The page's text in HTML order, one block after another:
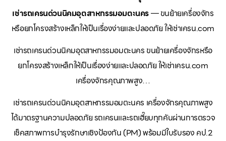
เช่ารถเครนด่วนนิคมอุตสาหกรรมอมตะนคร— ขนย้ายเครื่องจักร
หรือยกโครงสร้างเหล็กให้เป็นเรื่องง่ายและปลอดภัย ให้เช่าเครน.com
เช่ารถเครนด่วนนิคมอุตสาหกรรมอมตะนคร ขนย้ายเครื่องจักรหรือ
ยกโครงสร้างเหล็กให้เป็นเรื่องง่ายและปลอดภัย ให้เช่าเครน.com
เครื่องจักรคุณภาพสูง…
เช่ารถเครนด่วนนิคมอุตสาหกรรมอมตะนคร เครื่องจักรคุณภาพสูง
ได้มาตรฐานความปลอดภัย รถเครนและรถเฮี๊ยบทุกคันผ่านการตรวจ
เช็คสภาพการบำรุงรักษาเชิงป้องกัน (PM) พร้อมมีใบรับรอง คป.2